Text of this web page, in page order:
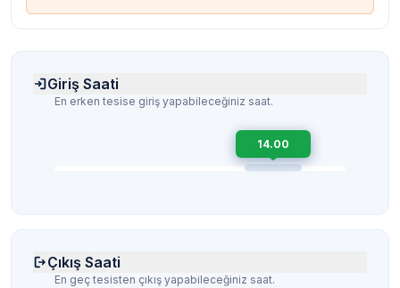
Giriş Saati
En erken tesise giriş yapabileceğiniz saat.
14.00
Çıkış Saati
En geç tesisten çıkış yapabileceğiniz saat.